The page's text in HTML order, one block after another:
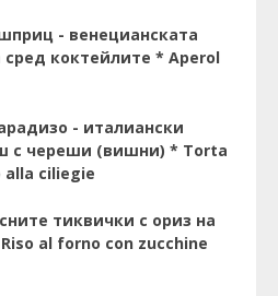
- венецианската
сред коктейлите * Aperol
- италиански
с череши (вишни) * Torta
alla ciliegie
тиквички с ориз на
al forno con zucchine